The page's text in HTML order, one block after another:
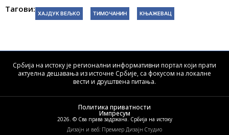
Тагови: ХАЈДУК ВЕЉКО ТИМОЧАНИН КЊАЖЕВАЦ
Србија на истоку је регионални информативни портал који прати
актуелна дешавања из источне Србије, са фокусом на локалне
вести и друштвена питања.
2026. © Сва права задржана. Србија на истоку
Импресум
Политика приватности
Дизајн и веб: Премиер Дизајн Студио